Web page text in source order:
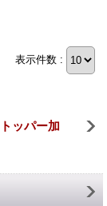
表示件数 :
ッパー加